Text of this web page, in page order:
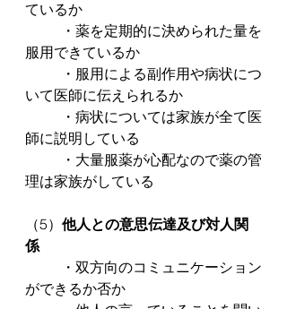
ているか
服用できているか
いて医師に伝えられるか
師に説明している
理は家族がしている
（5） 他人との意思伝達及び対人関
係
ができるか否か